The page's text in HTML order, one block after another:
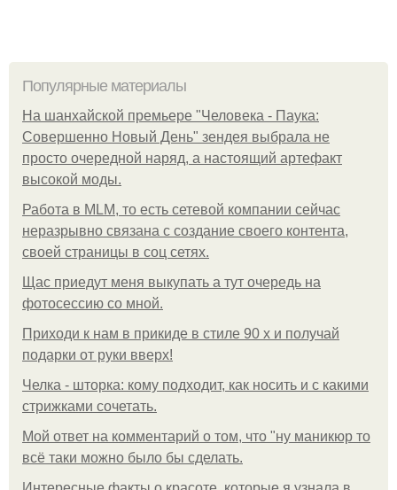
Популярные материалы
На шанхайской премьере "Человека - Паука:
Совершенно Новый День" зендея выбрала не
просто очередной наряд, а настоящий артефакт
высокой моды.
Работа в MLM, то есть сетевой компании сейчас
неразрывно связана с создание своего контента,
своей страницы в соц сетях.
Щас приедут меня выкупать а тут очередь на
фотосессию со мной.
Приходи к нам в прикиде в стиле 90 х и получай
подарки от руки вверх!
Челка - шторка: кому подходит, как носить и с какими
стрижками сочетать.
Мой ответ на комментарий о том, что "ну маникюр то
всё таки можно было бы сделать.